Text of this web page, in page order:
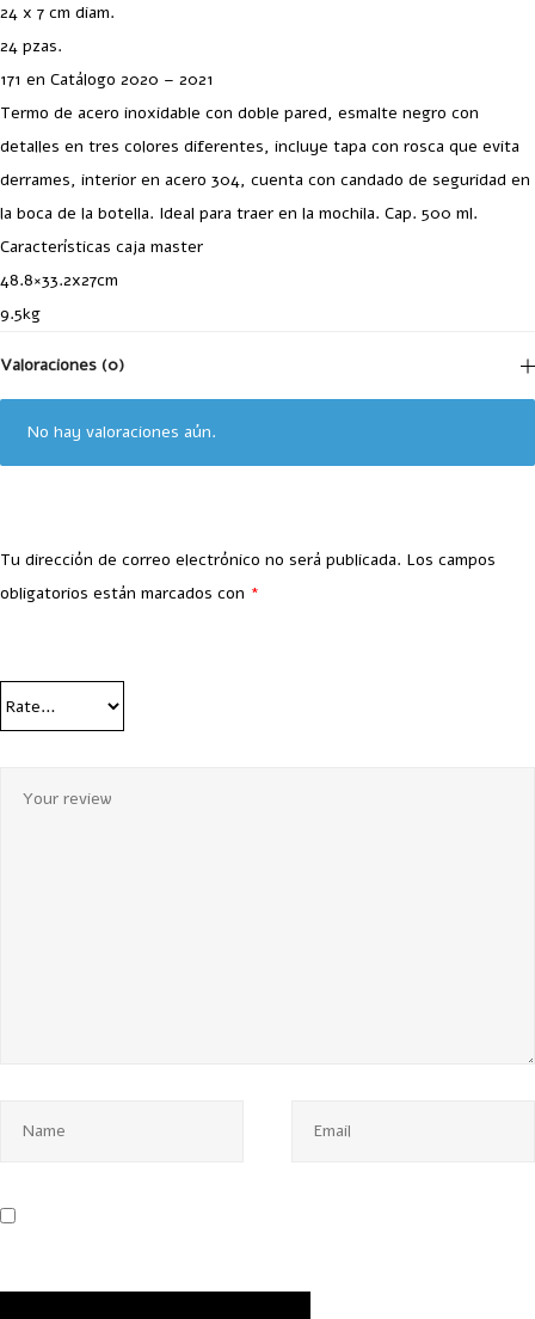
24 x 7 cm diam.
24 pzas.
171 en Catálogo 2020 – 2021
Termo de acero inoxidable con doble pared, esmalte negro con
detalles en tres colores diferentes, incluye tapa con rosca que evita
derrames, interior en acero 304, cuenta con candado de seguridad en
la boca de la botella. Ideal para traer en la mochila. Cap. 500 ml.
Características caja master
48.8×33.2x27cm
9.5kg
Valoraciones (0)
No hay valoraciones aún.
Tu dirección de correo electrónico no será publicada. Los campos
obligatorios están marcados con *